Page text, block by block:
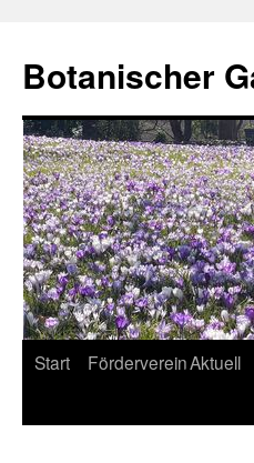
Botanischer
Zum
Start FördervereinAktuell